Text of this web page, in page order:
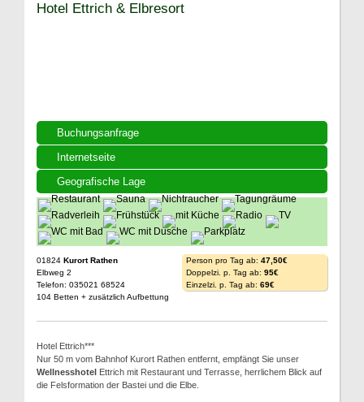
Buchungsanfrage
Internetseite
Geografische Lage
Hotel Ettrich & Elbresort
01824 Kurort Rathen
Elbweg 2
Telefon: 035021 68524
104 Betten + zusätzlich Aufbettung
Person pro Tag ab: 47,50€
Doppelzi. p. Tag ab: 95€
Einzelzi. p. Tag ab: 69€
Hotel Ettrich***
Nur 50 m vom Bahnhof Kurort Rathen entfernt, empfängt Sie unser
Wellnesshotel Ettrich mit Restaurant und Terrasse, herrlichem Blick auf
die Felsformation der Bastei und die Elbe.